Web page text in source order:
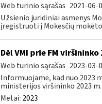
Web turinio sąrašas 2021-06-
Užsienio juridiniai asmenys
įregistruoti į Mokesčių
Dėl VMI prie FM
Web turinio sąrašas 2023-03-
Informuojame, kad nuo 2023
ministerijos viršininko 2023 m.
Metai: 2023